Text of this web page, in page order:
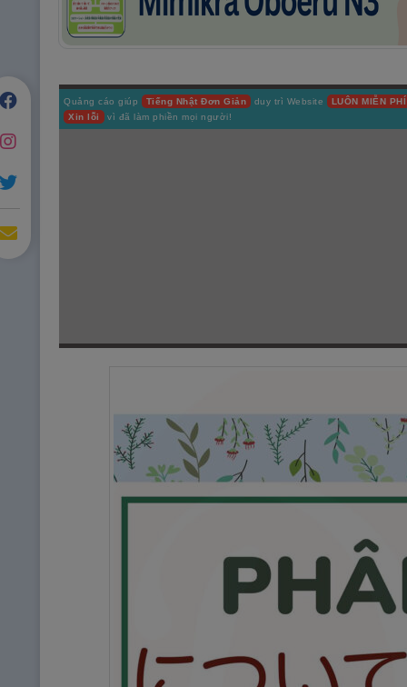
Quảng cáo giúp Tiếng Nhật Đơn Giản duy trì Website
LUÔN MIỄN PHÍ
Xin lỗi
vì đã làm phiền mọi người!